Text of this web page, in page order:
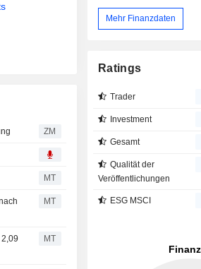
ZM
MT
MT
MT
Mehr Finanzdaten
Ratings
Trader
Investment
Gesamt
Qualität der
Veröffentlichungen
ESG MSCI